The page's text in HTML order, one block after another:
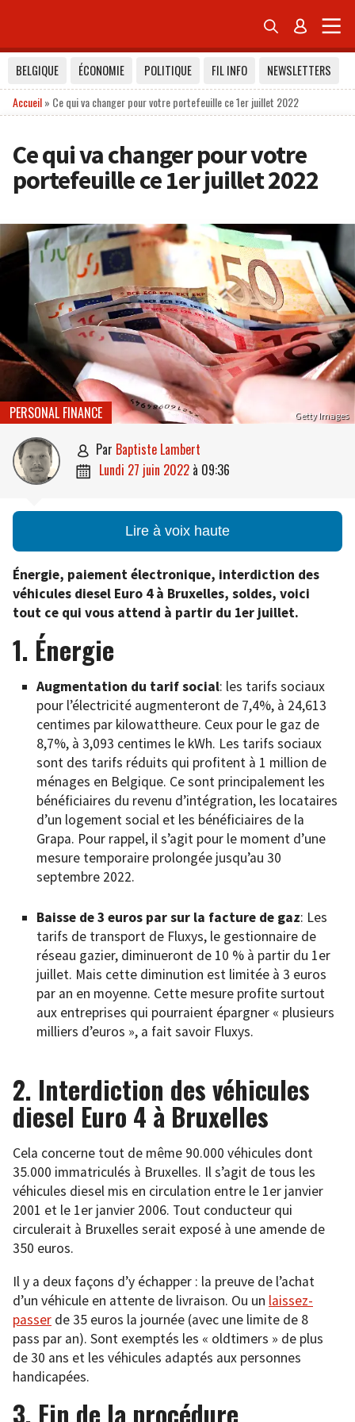
 
BELGIQUE ÉCONOMIE POLITIQUE FIL INFO
NEWSLETTERS
Accueil» Ce qui va changer pour votre portefeuille ce 1er juillet 2022
Ce qui va changer pour votre
portefeuille ce 1er juillet 2022
Getty Images
PERSONAL FINANCE
 par Baptiste Lambert
 lundi 27 juin 2022 à 09:36
Lire à voix haute
Énergie, paiement électronique, interdiction des
véhicules diesel Euro 4 à Bruxelles, soldes, voici
tout ce qui vous attend à partir du 1er juillet.
1. Énergie
Augmentation du tarif social: les tarifs sociaux
pour l’électricité augmenteront de 7,4%, à 24,613
centimes par kilowattheure. Ceux pour le gaz de
8,7%, à 3,093 centimes le kWh. Les tarifs sociaux
sont des tarifs réduits qui profitent à 1 million de
ménages en Belgique. Ce sont principalement les
bénéficiaires du revenu d’intégration, les locataires
d’un logement social et les bénéficiaires de la
Grapa. Pour rappel, il s’agit pour le moment d’une
mesure temporaire prolongée jusqu’au 30
septembre 2022.
Baisse de 3 euros par sur la facture de gaz: Les
tarifs de transport de Fluxys, le gestionnaire de
réseau gazier, diminueront de 10 % à partir du 1er
juillet. Mais cette diminution est limitée à 3 euros
par an en moyenne. Cette mesure profite surtout
aux entreprises qui pourraient épargner « plusieurs
milliers d’euros », a fait savoir Fluxys.
2. Interdiction des véhicules
diesel Euro 4 à Bruxelles
Cela concerne tout de même 90.000 véhicules dont
35.000 immatriculés à Bruxelles. Il s’agit de tous les
véhicules diesel mis en circulation entre le 1er janvier
2001 et le 1er janvier 2006. Tout conducteur qui
circulerait à Bruxelles serait exposé à une amende de
350 euros.
Il y a deux façons d’y échapper : la preuve de l’achat
d’un véhicule en attente de livraison. Ou un laissez-
passer de 35 euros la journée (avec une limite de 8
pass par an). Sont exemptés les « oldtimers » de plus
de 30 ans et les véhicules adaptés aux personnes
handicapées.
3. Fin de la procédure